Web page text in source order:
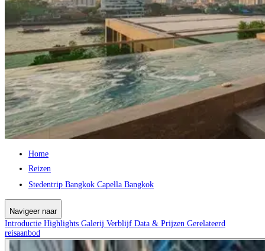
Home
Reizen
Stedentrip Bangkok Capella Bangkok
Navigeer naar
Introductie Highlights Galerij Verblijf Data & Prijzen Gerelateerd
reisaanbod